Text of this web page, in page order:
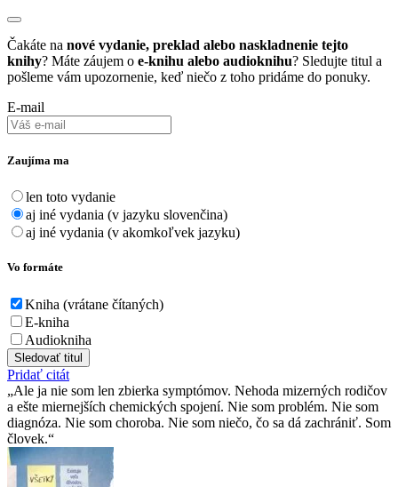
Čakáte na nové vydanie, preklad alebo naskladnenie tejto
knihy? Máte záujem o e-knihu alebo audioknihu? Sledujte titul a
pošleme vám upozornenie, keď niečo z toho pridáme do ponuky.
E-mail
Zaujíma ma
len toto vydanie
aj iné vydania (v jazyku slovenčina)
aj iné vydania (v akomkoľvek jazyku)
Vo formáte
Kniha (vrátane čítaných)
E-kniha
Audiokniha
Sledovať titul
Pridať citát
Ale ja nie som len zbierka symptómov. Nehoda mizerných rodičov
a ešte miernejších chemických spojení. Nie som problém. Nie som
diagnóza. Nie som choroba. Nie som niečo, čo sa dá zachrániť. Som
človek.